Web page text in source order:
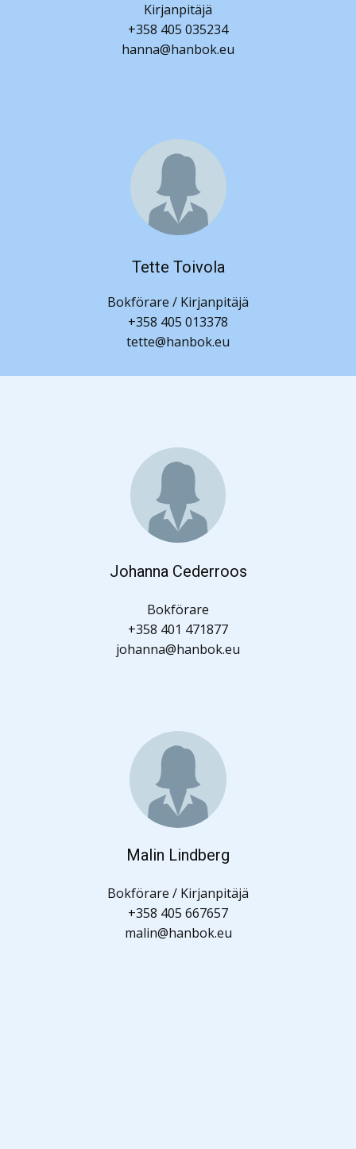
Kirjanpitäjä
+358 405 035234
hanna@hanbok.eu
Tette Toivola
Bokförare / Kirjanpitäjä
+358 405 013378
tette@hanbok.eu
Johanna Cederroos
Bokförare
+358 401 471877
johanna@hanbok.eu
Malin Lindberg
Bokförare / Kirjanpitäjä
+358 405 667657
malin@hanbok.eu